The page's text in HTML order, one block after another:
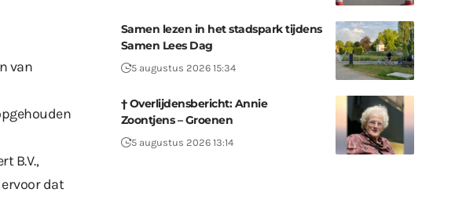
van
B.V.,
dat
Samen lezen in het stadspark tijdens
Samen Lees Dag
5 augustus 2026 15:34
† Overlijdensbericht: Annie
Zoontjens – Groenen
5 augustus 2026 13:14